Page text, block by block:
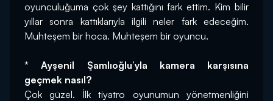
oyunculuğuma çok şey kattığını fark ettim. Kim bilir
yıllar sonra kattıklarıyla ilgili neler fark edeceğim.
Muhteşem bir hoca. Muhteşem bir oyuncu.
* Ayşenil Şamlıoğlu’yla kamera karşısına
geçmek nasıl?
Çok güzel. İlk tiyatro oyunumun yönetmenliğini